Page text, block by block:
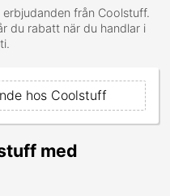
från Coolstuff.
du rabatt när du handlar i
hos Coolstuff
med